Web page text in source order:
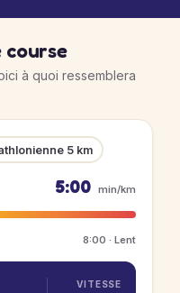
course
à quoi ressemblera
5 km
5:00 min/km
8:00 · Lent
VITESSE